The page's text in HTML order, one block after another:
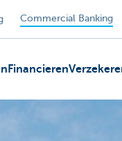
Commercial Banking
Financieren